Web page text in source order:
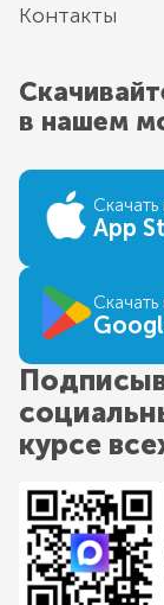
Контакты
в нашем
Скачать
App
Скачать
курсе